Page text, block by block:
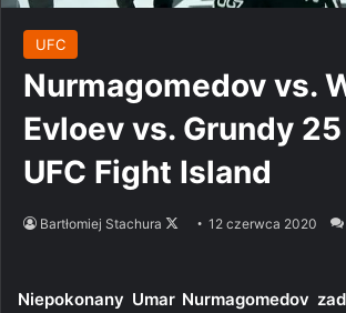
UFC
Nurmagomedov vs.
Evloev vs. Grundy
UFC Fight Island
Bartłomiej Stachura
Follow12 czerwca 2020
Niepokonany Umar Nurmagomedov